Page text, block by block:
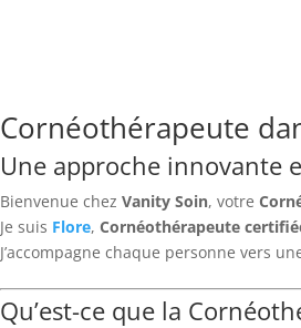
Cornéothérapeute
Une approche innovante
Bienvenue chezVanity Soin, votre
Je suis Flore,Cornéothérapeute
J’accompagne chaque personne vers
Qu’est-ce que la